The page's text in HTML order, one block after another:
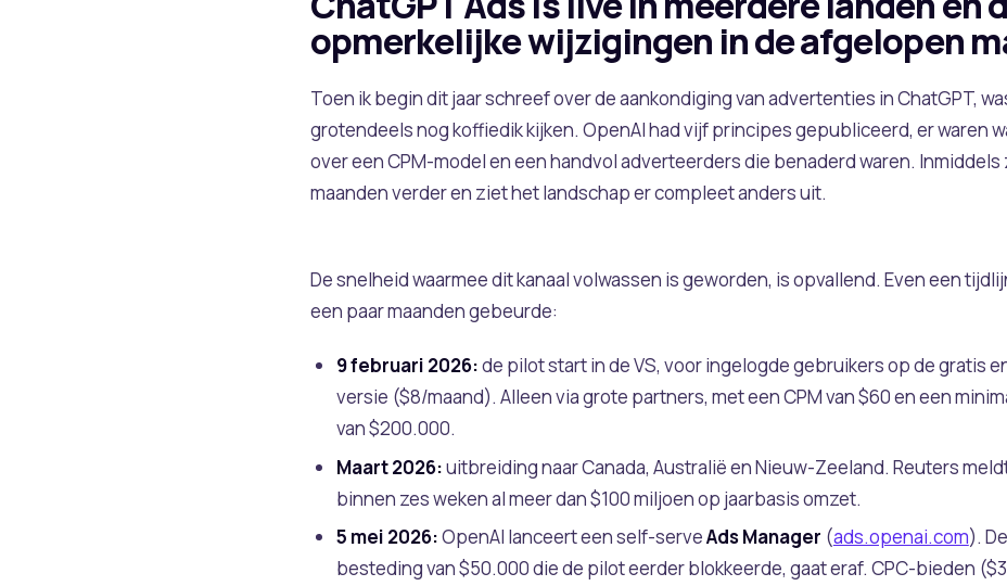
opmerkelijke wijzigingen in de afgelopen
Toen ik begin dit jaar schreef over de aankondiging van advertenties in ChatGPT,
grotendeels nog koffiedik kijken. OpenAI had vijf principes gepubliceerd, er waren
over een CPM-model en een handvol adverteerders die benaderd waren. Inmiddels
maanden verder en ziet het landschap er compleet anders uit.
De snelheid waarmee dit kanaal volwassen is geworden, is opvallend. Even een
een paar maanden gebeurde:
9 februari 2026:de pilot start in de VS, voor ingelogde gebruikers op de gratis
versie ($8/maand). Alleen via grote partners, met een CPM van $60 en een
van $200.000.
Maart 2026:uitbreiding naar Canada, Australië en Nieuw-Zeeland. Reuters
binnen zes weken al meer dan $100 miljoen op jaarbasis omzet.
5 mei 2026:OpenAI lanceert een self-serveAds Manager (ads.openai.com).
besteding van $50.000 die de pilot eerder blokkeerde, gaat eraf. CPC-bieden